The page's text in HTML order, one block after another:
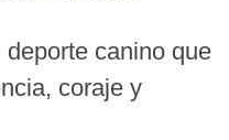
canino que
coraje y